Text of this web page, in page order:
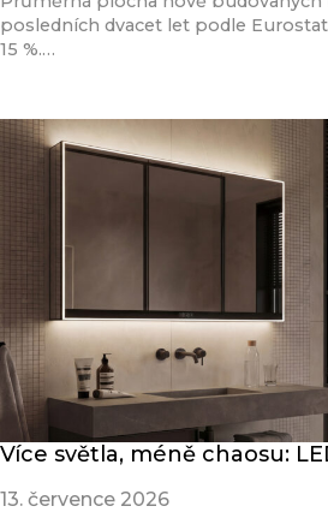
posledních dvacet let podle
15 %.…
Více světla, méně chaosu:
13. července 2026